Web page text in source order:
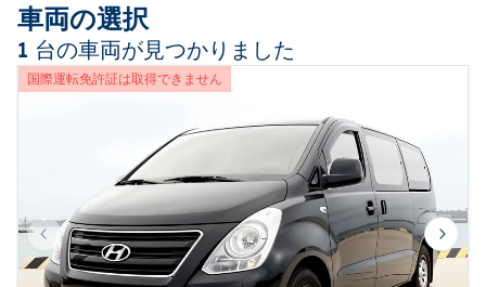
車両の選択
1 台の車両が見つかりました
国際運転免許証は取得できません
Previous slide Next